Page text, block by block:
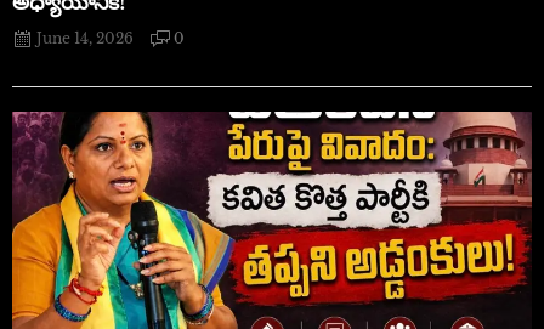
June 14, 2026 0